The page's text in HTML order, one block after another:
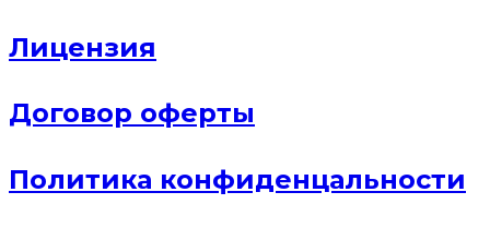
Лицензия
Договор оферты
Политика конфиденцальности